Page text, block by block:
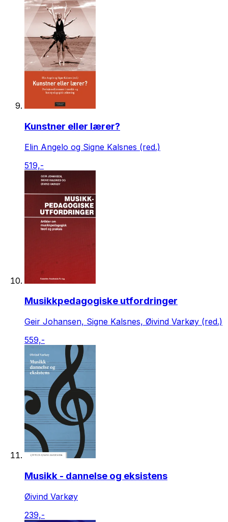
Kunstner eller lærer?
Elin Angelo og Signe Kalsnes (red.)
519,-
Musikkpedagogiske utfordringer
Geir Johansen, Signe Kalsnes, Øivind Varkøy (red.)
559,-
Musikk - dannelse og eksistens
Øivind Varkøy
239,-